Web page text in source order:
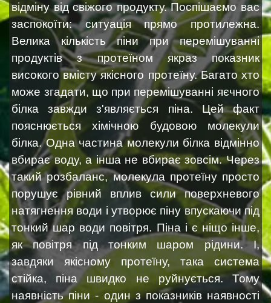
відміну від свіжого продукту. Поспішаємо вас
заспокоїти: ситуація прямо протилежна.
Велика кількість піни при перемішуванні
продуктів з протеїном якраз показник
високого вмісту якісного протеїну. Багато хто
може згадати, що при перемішуванні яєчного
білка завжди з'являється піна. Цей факт
пояснюється хімічною будовою молекули
білка. Одна частина молекули білка відмінно
вбирає воду, а інша не вбирає зовсім. Через
такий розбаланс, молекула протеїну просто
порушує рівний вплив сили поверхневого
натягнення води і утворює піну впускаючи під
тонкий шар води повітря. Піна і є ніщо інше,
як повітря під тонким шаром рідини. І,
завдяки якісному протеїну, така система
стійка, піна швидко не руйнується. Тому
наявність піни - один з показників наявності